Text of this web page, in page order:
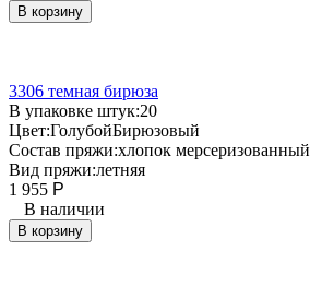
В корзину
3306 темная бирюза
В упаковке штук:20
Цвет:ГолубойБирюзовый
Состав пряжи:хлопок мерсеризованный
Вид пряжи:летняя
1 955 Р
В наличии
В корзину